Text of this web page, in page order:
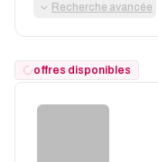
Recherche avancée
offres disponibles